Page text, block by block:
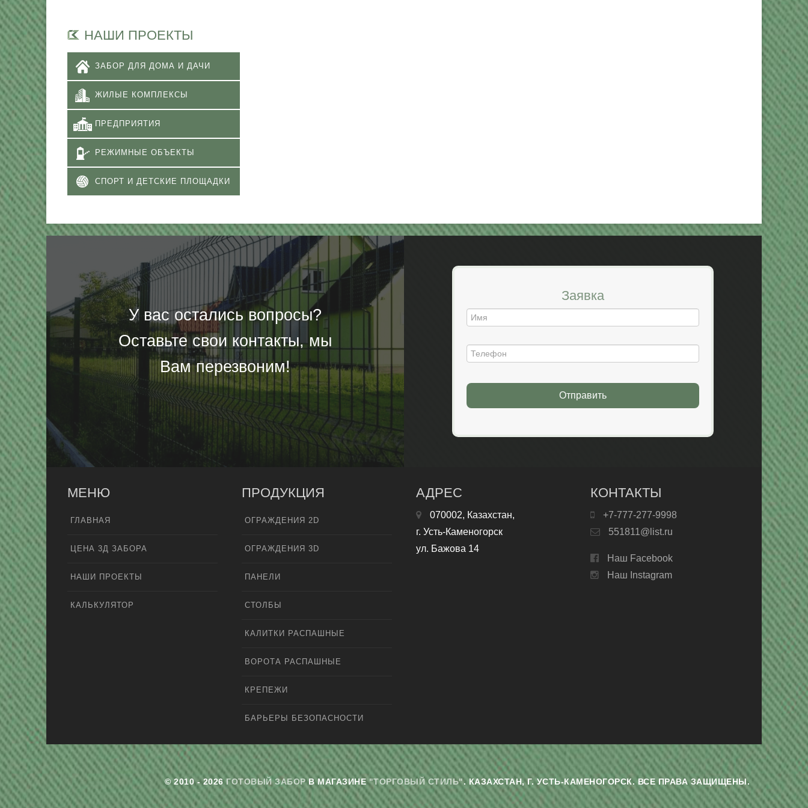
НАШИ ПРОЕКТЫ
ЗАБОР ДЛЯ ДОМА И ДАЧИ
ЖИЛЫЕ КОМПЛЕКСЫ
ПРЕДПРИЯТИЯ
РЕЖИМНЫЕ ОБЪЕКТЫ
СПОРТ И ДЕТСКИЕ ПЛОЩАДКИ
У вас остались вопросы?
Оставьте свои контакты, мы
Вам перезвоним!
Заявка
Отправить
МЕНЮ
ГЛАВНАЯ
ЦЕНА 3Д ЗАБОРА
НАШИ ПРОЕКТЫ
КАЛЬКУЛЯТОР
ПРОДУКЦИЯ
ОГРАЖДЕНИЯ 2D
ОГРАЖДЕНИЯ 3D
ПАНЕЛИ
СТОЛБЫ
КАЛИТКИ РАСПАШНЫЕ
ВОРОТА РАСПАШНЫЕ
КРЕПЕЖИ
БАРЬЕРЫ БЕЗОПАСНОСТИ
АДРЕС
070002, Казахстан,
г. Усть-Каменогорск
ул. Бажова 14
КОНТАКТЫ
+7-777-277-9998
551811@list.ru
Наш Facebook
Наш Instagram
© 2010 - 2026ГОТОВЫЙ ЗАБОРВ МАГАЗИНЕ"ТОРГОВЫЙ СТИЛЬ". КАЗАХСТАН, Г. УСТЬ-КАМЕНОГОРСК. ВСЕ ПРАВА ЗАЩИЩЕНЫ.